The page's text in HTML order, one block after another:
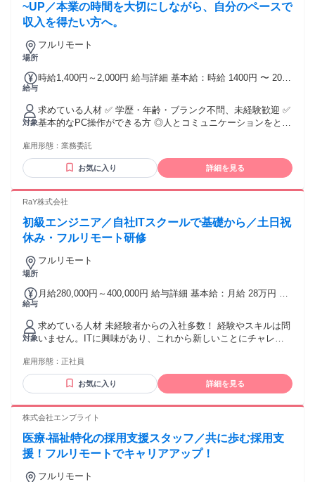
~UP／本業の時間を大切にしながら、自分のペースで
収入を得たい方へ。
場所
フルリモート
給与
時給1,400円～2,000円 給与詳細 基本給：時給 1400円 〜 2000
る） スキル・成果次第で時給UP！
対象
求めている人材 ✅ 学歴・年齢・ブランク不問、未経験歓迎 ✅
基本的なPC操作ができる方 ◎人とコミュニケーションをとる
雇用形態： 業務委託
お気に入り 詳細を見る
RaY株式会社
初級エンジニア／自社ITスクールで基礎から／土日祝
休み・フルリモート研修
場所
フルリモート
給与
月給280,000円～400,000円 給与詳細 基本給：月給 28万円 〜
れる通勤・皆勤・家族手当金額：なし 全員に一律で支払われ
るその他手当金額：なし 昇給：年1回（7月） 賞与：年2回（6
月・12月）
対象
求めている人材 未経験者からの入社多数！ 経験やスキルは問
いません。ITに興味があり、これから新しいことにチャレン
らITエンジニアを目指したい ・手に職をつけて長く活躍した
い ・将来のために収入をアップさせたい ・新しい知識やスキ
ルを身につけたい ・仲間と一緒に楽しく成長したい ・頑張り
PC操作に自信がない方や、社会人デビューを目指す方も安心
雇用形態： 正社員
お気に入り 詳細を見る
株式会社エンブライト
医療‧福祉特化の採用支援スタッフ／共に歩む採用支
援！フルリモートでキャリアアップ！
フルリモート